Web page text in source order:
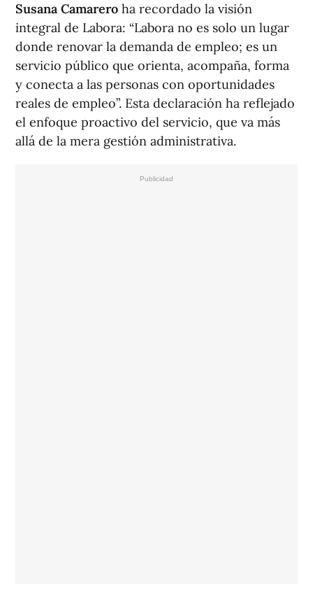
Susana Camarero ha recordado la visión
integral de Labora: “Labora no es solo un lugar
donde renovar la demanda de empleo; es un
servicio público que orienta, acompaña, forma
y conecta a las personas con oportunidades
reales de empleo”. Esta declaración ha reflejado
el enfoque proactivo del servicio, que va más
allá de la mera gestión administrativa.